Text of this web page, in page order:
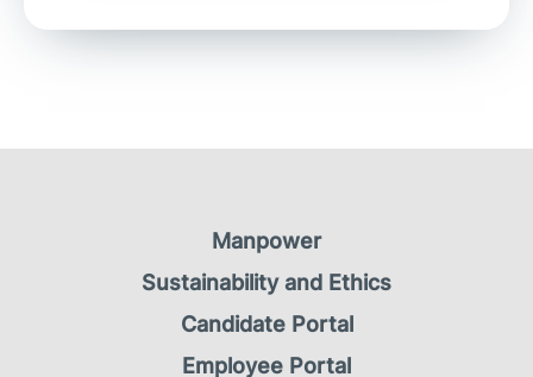
Manpower
Sustainability and Ethics
Candidate Portal
Employee Portal